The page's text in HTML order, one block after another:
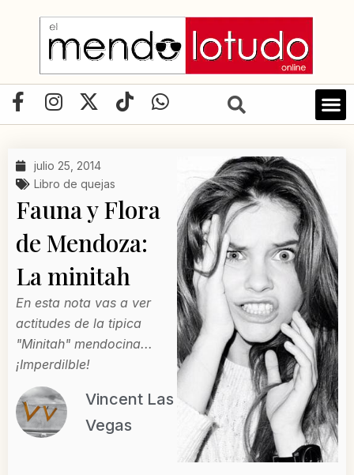
contenido
F
a
e
b
o
o
k
-
f
I
n
t
a
g
r
a
m
X
-
w
i
t
e
r
T
i
W
h
p
julio 25, 2014
Libro de quejas
Fauna y Flora
de Mendoza:
La minitah
En esta nota vas a ver
actitudes de la tipica
"Minitah" mendocina...
¡Imperdilble!
Vincent Las
Vegas